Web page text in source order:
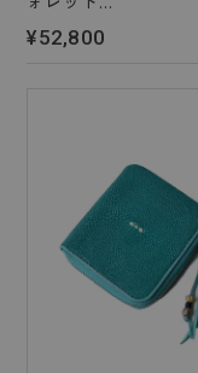
＊2 color's
¥52,800